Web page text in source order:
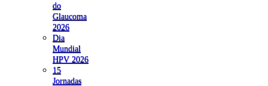
do
Glaucoma
2026
Dia
Mundial
HPV 2026
15
Jornadas